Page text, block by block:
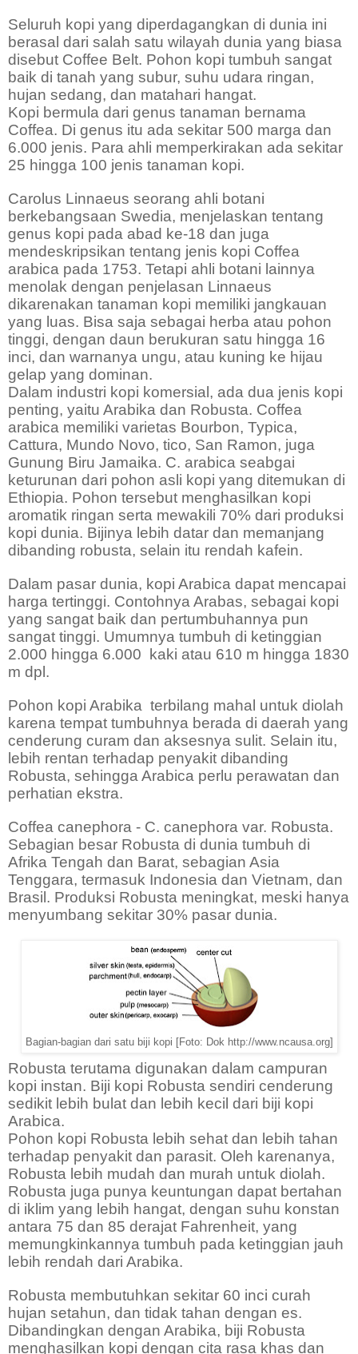
Seluruh kopi yang diperdagangkan di dunia ini
berasal dari salah satu wilayah dunia yang biasa
disebut Coffee Belt. Pohon kopi tumbuh sangat
baik di tanah yang subur, suhu udara ringan,
hujan sedang, dan matahari hangat.
Kopi bermula dari genus tanaman bernama
Coffea. Di genus itu ada sekitar 500 marga dan
6.000 jenis. Para ahli memperkirakan ada sekitar
25 hingga 100 jenis tanaman kopi.
Carolus Linnaeus seorang ahli botani
berkebangsaan Swedia, menjelaskan tentang
genus kopi pada abad ke-18 dan juga
mendeskripsikan tentang jenis kopi Coffea
arabica pada 1753. Tetapi ahli botani lainnya
menolak dengan penjelasan Linnaeus
dikarenakan tanaman kopi memiliki jangkauan
yang luas. Bisa saja sebagai herba atau pohon
tinggi, dengan daun berukuran satu hingga 16
inci, dan warnanya ungu, atau kuning ke hijau
gelap yang dominan.
Dalam industri kopi komersial, ada dua jenis kopi
penting, yaitu Arabika dan Robusta. Coffea
arabica memiliki varietas Bourbon, Typica,
Cattura, Mundo Novo, tico, San Ramon, juga
Gunung Biru Jamaika. C. arabica seabgai
keturunan dari pohon asli kopi yang ditemukan di
Ethiopia. Pohon tersebut menghasilkan kopi
aromatik ringan serta mewakili 70% dari produksi
kopi dunia. Bijinya lebih datar dan memanjang
dibanding robusta, selain itu rendah kafein.
Dalam pasar dunia, kopi Arabica dapat mencapai
harga tertinggi. Contohnya Arabas, sebagai kopi
yang sangat baik dan pertumbuhannya pun
sangat tinggi. Umumnya tumbuh di ketinggian
2.000 hingga 6.000 kaki atau 610 m hingga 1830
m dpl.
Pohon kopi Arabika terbilang mahal untuk diolah
karena tempat tumbuhnya berada di daerah yang
cenderung curam dan aksesnya sulit. Selain itu,
lebih rentan terhadap penyakit dibanding
Robusta, sehingga Arabica perlu perawatan dan
perhatian ekstra.
Coffea canephora - C. canephora var. Robusta.
Sebagian besar Robusta di dunia tumbuh di
Afrika Tengah dan Barat, sebagian Asia
Tenggara, termasuk Indonesia dan Vietnam, dan
Brasil. Produksi Robusta meningkat, meski hanya
menyumbang sekitar 30% pasar dunia.
Bagian-bagian dari satu biji kopi [Foto: Dok http://www.ncausa.org]
Robusta terutama digunakan dalam campuran
kopi instan. Biji kopi Robusta sendiri cenderung
sedikit lebih bulat dan lebih kecil dari biji kopi
Arabica.
Pohon kopi Robusta lebih sehat dan lebih tahan
terhadap penyakit dan parasit. Oleh karenanya,
Robusta lebih mudah dan murah untuk diolah.
Robusta juga punya keuntungan dapat bertahan
di iklim yang lebih hangat, dengan suhu konstan
antara 75 dan 85 derajat Fahrenheit, yang
memungkinkannya tumbuh pada ketinggian jauh
lebih rendah dari Arabika.
Robusta membutuhkan sekitar 60 inci curah
hujan setahun, dan tidak tahan dengan es.
Dibandingkan dengan Arabika, biji Robusta
menghasilkan kopi dengan cita rasa khas dan